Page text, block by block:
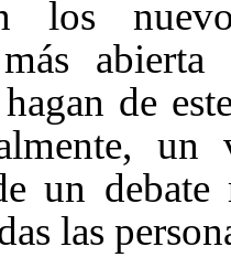
los
de
un
un debate
las